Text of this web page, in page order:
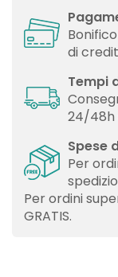
di
Tempi
24/48h
Spese
Per
Per ordini
GRATIS.